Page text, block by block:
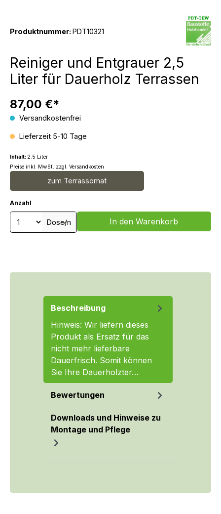
Produktnummer: PDT10321
Reiniger und Entgrauer 2,5
Liter für Dauerholz Terrassen
87,00 €*
Versandkostenfrei
Lieferzeit 5-10 Tage
Inhalt: 2.5 Liter
Preise inkl. MwSt. zzgl. Versandkosten
zum Terrassomat
Anzahl
Produkt Anzahl: Gib den
Dose/n In den Warenkorb
Beschreibung
Hinweis: Wir liefern dieses
Produkt als Ersatz für das
nicht mehr lieferbare
Dauerfrisch. Somit können
Sie Ihre Dauerholzter…
Bewertungen
Downloads und Hinweise zu
Montage und Pflege